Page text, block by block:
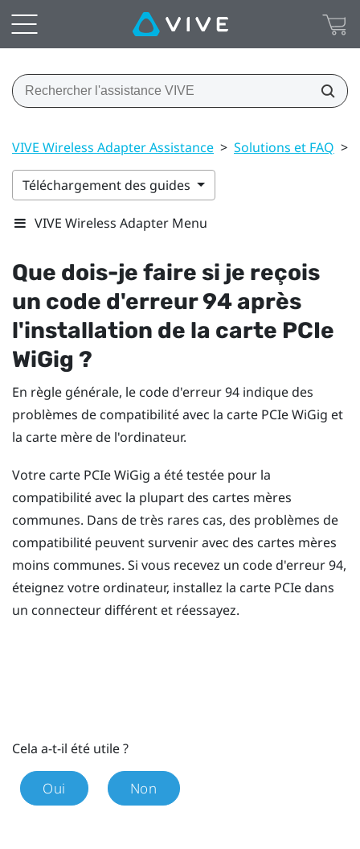
VIVE Wireless Adapter Assistance > Solutions et FAQ >
Téléchargement des guides
VIVE Wireless Adapter Menu
Que dois-je faire si je reçois
un code d'erreur 94 après
l'installation de la carte PCIe
WiGig ?
En règle générale, le code d'erreur 94 indique des
problèmes de compatibilité avec la carte PCIeWiGig et
la carte mère de l'ordinateur.
Votre carte PCIeWiGig a été testée pour la
compatibilité avec la plupart des cartes mères
communes. Dans de très rares cas, des problèmes de
compatibilité peuvent survenir avec des cartes mères
moins communes. Si vous recevez un code d'erreur 94,
éteignez votre ordinateur, installez la carte PCIe dans
un connecteur différent et réessayez.
Cela a-t-il été utile ?
Oui Non